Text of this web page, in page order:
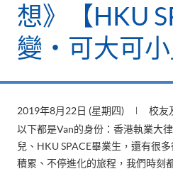
想》【HKU
變‧可大可小
2019年8月22日 (星期四) 校友
以下都是Van的身份：香港執業大
兒、HKU SPACE畢業生，還有很
積累、不停進化的旅程，我們時刻